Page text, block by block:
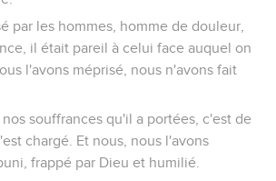
par les hommes, homme de douleur,
il était pareil à celui face auquel on
l'avons méprisé, nous n'avons fait
souffrances qu'il a portées, c'est de
chargé. Et nous, nous l'avons
frappé par Dieu et humilié.